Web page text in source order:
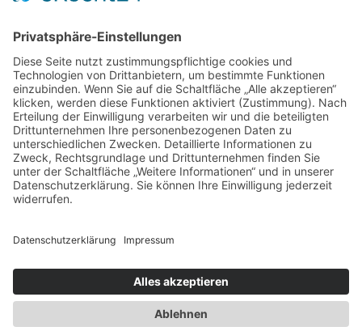
Newsletter
Presse
Anfahrt
Partner
Schutzkonzept
Datenschutz
Impressum